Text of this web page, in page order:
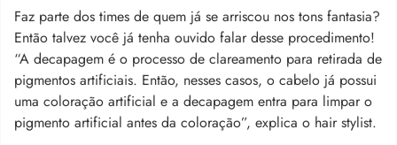
Faz parte dos times de quem já se arriscou nos tons fantasia?
Então talvez você já tenha ouvido falar desse procedimento!
“A decapagem é o processo de clareamento para retirada de
pigmentos artificiais. Então, nesses casos, o cabelo já possui
uma coloração artificial e a decapagem entra para limpar o
pigmento artificial antes da coloração”, explica o hair stylist.